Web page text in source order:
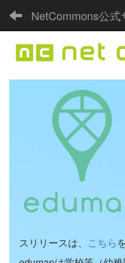
NetCommons公式
スリリースは、 こちら